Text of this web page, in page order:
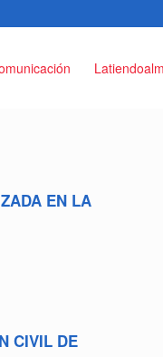
EN LA
CIVIL DE